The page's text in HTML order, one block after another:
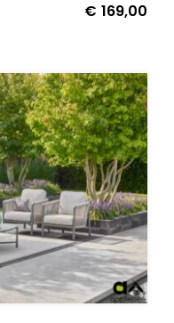
€ 169,00